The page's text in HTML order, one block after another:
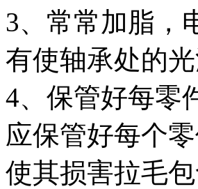
3、常常加脂，
有使轴承处的
4、保管好每零
应保管好每个
使其损害拉毛